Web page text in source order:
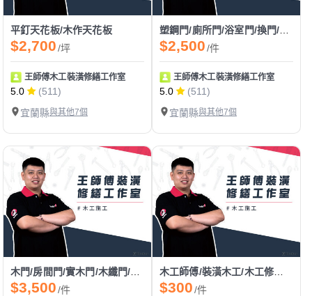
平釘天花板/木作天花板
$2,700/坪
王師傅木工裝潢修繕工作室
5.0
(511)
宜蘭縣與其他7個
$2,500/件
王師傅木工裝潢修繕工作室
5.0
(511)
宜蘭縣與其他7個
$3,500/件
木工師傅/裝潢木工/木工修繕/木作維修/五金維修
$300/件